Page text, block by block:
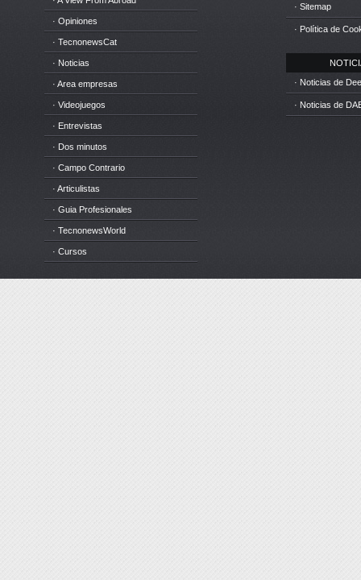
· Opiniones
· TecnonewsCat
· Noticias
· Area empresas
· Videojuegos
· Entrevistas
· Dos minutos
· Campo Contrario
· Articulistas
· Guia Profesionales
· TecnonewsWorld
· Cursos
· Sitemap
· Política de
· Noticias de
· Noticias de